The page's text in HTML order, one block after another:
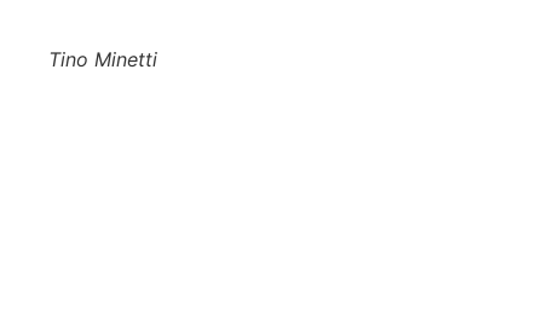
Tino Minetti